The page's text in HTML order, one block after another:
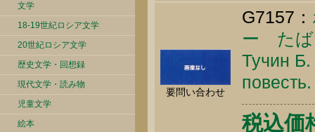
文学
18-19世紀ロシア文学
20世紀ロシア文学
歴史文学・回想録
現代文学・読み物
児童文学
絵本
要問い合わせ
G7157：
ー た
Тучин
税込価